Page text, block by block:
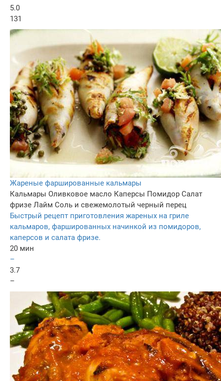
5.0
131
Жареные фаршированные кальмары
Кальмары Оливковое масло Каперсы Помидор Салат
фризе Лайм Соль и свежемолотый черный перец
Быстрый рецепт приготовления жареных на гриле
кальмаров, фаршированных начинкой из помидоров,
каперсов и салата фризе.
20 мин
–
3.7
–